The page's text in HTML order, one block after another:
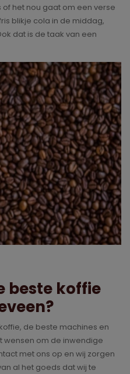
of het nou gaat om een verse
blikje cola in de middag,
dat is de taak van een
beste koffie
de beste machines en
wensen om de inwendige
met ons op en wij zorgen
al het goeds dat wij te